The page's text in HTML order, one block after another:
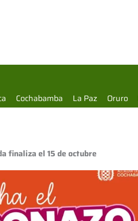
Cochabamba La Paz Oruro
finaliza el 15 de octubre